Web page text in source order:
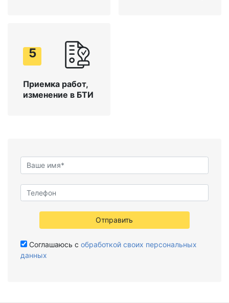
5
Приемка работ,
изменение в БТИ
Отправить
Соглашаюсь с обработкой своих персональных
данных